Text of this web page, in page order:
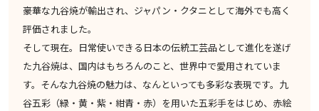
豪華な九谷焼が輸出され、ジャパン・クタニとして海外でも高く
評価されました。
そして現在。日常使いできる日本の伝統工芸品として進化を遂げ
た九谷焼は、国内はもちろんのこと、世界中で愛用されていま
す。そんな九谷焼の魅力は、なんといっても多彩な表現です。九
谷五彩（緑・黄・紫・紺青・赤）を用いた五彩手をはじめ、赤絵